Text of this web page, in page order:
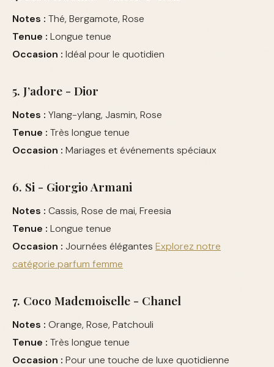
Notes : Thé, Bergamote, Rose
Tenue : Longue tenue
Occasion : Idéal pour le quotidien
5. J’adore - Dior
Notes : Ylang-ylang, Jasmin, Rose
Tenue : Très longue tenue
Occasion : Mariages et événements spéciaux
6. Si - Giorgio Armani
Notes : Cassis, Rose de mai, Freesia
Tenue : Longue tenue
Occasion : Journées élégantes Explorez notre
catégorie parfum femme
7. Coco Mademoiselle - Chanel
Notes : Orange, Rose, Patchouli
Tenue : Très longue tenue
Occasion : Pour une touche de luxe quotidienne